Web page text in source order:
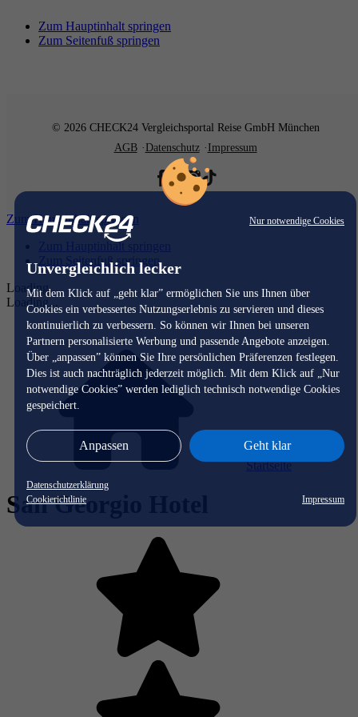
Nur notwendige Cookies
Unvergleichlich lecker
Mit dem Klick auf „geht klar” ermöglichen Sie uns Ihnen über
Cookies ein verbessertes Nutzungserlebnis zu servieren und dieses
kontinuierlich zu verbessern. So können wir Ihnen bei unseren
Partnern personalisierte Werbung und passende Angebote anzeigen.
Über „anpassen” können Sie Ihre persönlichen Präferenzen festlegen.
Dies ist auch nachträglich jederzeit möglich. Mit dem Klick auf „Nur
notwendige Cookies” werden lediglich technisch notwendige Cookies
gespeichert.
Anpassen Geht klar
Datenschutzerklärung
Cookierichtlinie
Impressum
Zum Hauptinhalt springen
Zum Seitenfuß springen
© 2026 CHECK24 Vergleichsportal Reise GmbH München
AGB
Datenschutz Impressum
Zum Hauptinhalt springen
Zum Hauptinhalt springen
Zum Seitenfuß springen
Loading...
Loading...
Startseite
San Georgio Hotel